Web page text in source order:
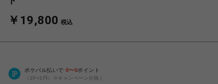
￥19,800 税込
ポケパル払いで 0〜0ポイント
（1P=1円）※キャンペーン分除く